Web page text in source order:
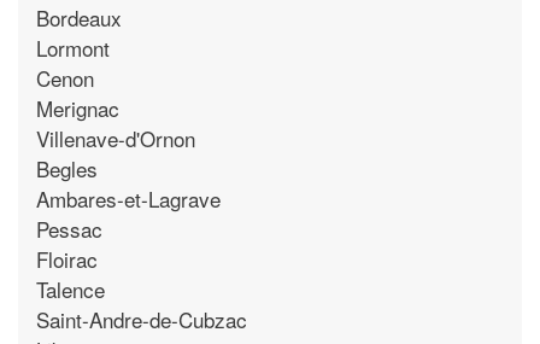
Bordeaux
Lormont
Cenon
Merignac
Villenave-d'Ornon
Begles
Ambares-et-Lagrave
Pessac
Floirac
Talence
Saint-Andre-de-Cubzac